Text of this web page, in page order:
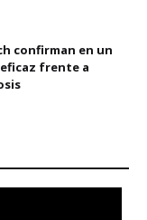
confirman en un
frente a